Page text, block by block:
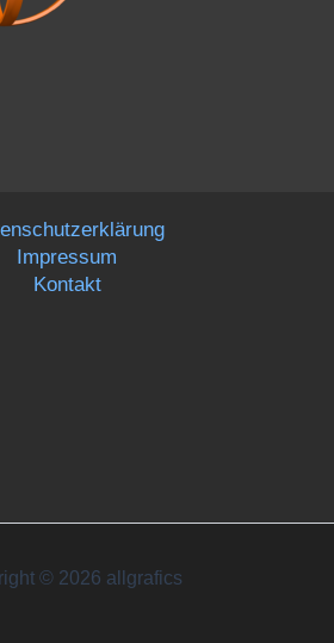
Impressum
Kontakt
© 2026 allgrafics